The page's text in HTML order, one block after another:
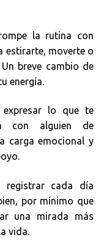
la rutina con
estirarte, moverte o
breve cambio de
energía.
expresar lo que te
con alguien de
carga emocional y
registrar cada día
por mínimo que
una mirada más
vida.